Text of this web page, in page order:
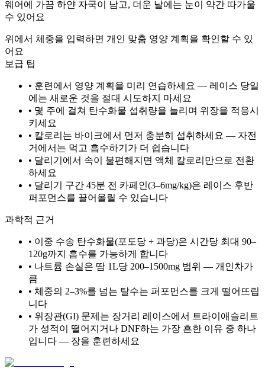
웨어에 가끔 하얀 자국이 남고, 더운 날에는 눈이 약간 따가울
수 있어요
위에서 체중을 입력하면 개인 맞춤 영양 계획을 확인할 수 있
어요
보급 팁
• 훈련에서 영양 계획을 미리 연습하세요 — 레이스 당일
에는 새로운 것을 절대 시도하지 마세요
• 몇 주에 걸쳐 탄수화물 섭취량을 늘리며 위장을 적응시
키세요
• 칼로리는 바이크에서 먼저 충분히 섭취하세요 — 자전
거에서는 먹고 흡수하기가 더 쉽습니다
• 달리기에서 속이 불편해지면 액체 칼로리만으로 전환
하세요
• 달리기 구간 45분 전 카페인(3–6mg/kg)은 레이스 후반
퍼포먼스를 끌어올릴 수 있습니다
과학적 근거
• 이중 수송 탄수화물(포도당 + 과당)은 시간당 최대 90–
120g까지 흡수를 가능하게 합니다
• 나트륨 손실은 땀 1L당 200–1500mg 범위 — 개인차가
큼
• 체중의 2–3%를 넘는 탈수는 퍼포먼스를 크게 떨어뜨립
니다
• 위장관(GI) 문제는 장거리 레이스에서 트라이애슬리트
가 성적이 떨어지거나 DNF하는 가장 흔한 이유 중 하나
입니다 — 장을 훈련하세요